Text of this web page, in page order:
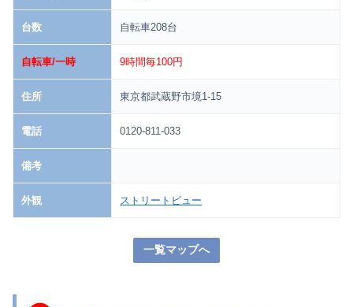
台数 自転車208台
自転車/一時 9時間毎100円
住所 東京都武蔵野市境1-15
電話 0120-811-033
備考
外観 ストリートビュー
一覧マップへ